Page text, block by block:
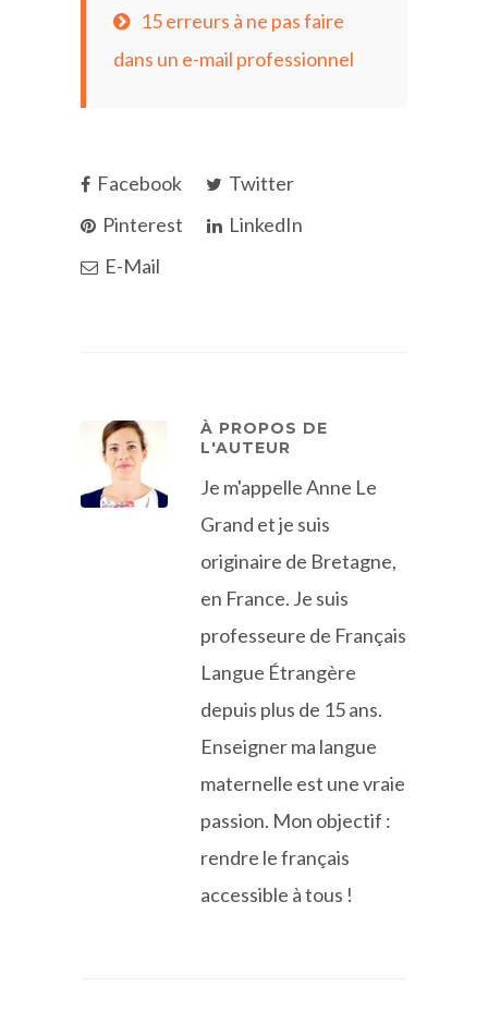
15 erreurs à ne pas faire
dans un e-mail professionnel
Facebook
Twitter
Pinterest
LinkedIn
E-Mail
À PROPOS DE
L'AUTEUR
Je m'appelle Anne Le
Grand et je suis
originaire de Bretagne,
en France. Je suis
professeure de Français
Langue Étrangère
depuis plus de 15 ans.
Enseigner ma langue
maternelle est une vraie
passion. Mon objectif :
rendre le français
accessible à tous !